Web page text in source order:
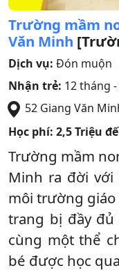
Trường mầm
Văn Minh
Dịch vụ: Đón muộn
Nhận trẻ: 12 tháng
52 Giang Văn
Học phí: 2,5 Triệu
Trường mầm
Minh ra đời
môi trường
trang bị đầy
cùng một thể
bé được học